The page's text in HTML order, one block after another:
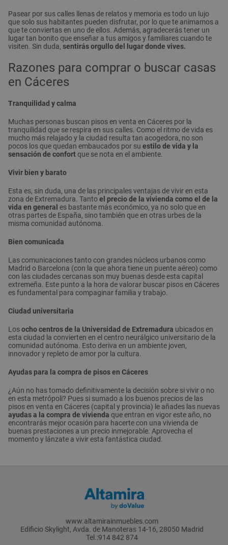
Pasear por sus calles llenas de relatos y memoria es todo un lujo
que solo sus habitantes pueden disfrutar, por lo que te animamos a
que te conviertas en uno de ellos. Además, agradecerás tener un
lugar tan bonito que enseñar a tus amigos y familiares cuando te
visiten. Sin duda, sentirás orgullo del lugar donde vives.
Razones para comprar o buscar casas
en Cáceres
Tranquilidad y calma
Muchas personas buscan pisos en venta en Cáceres por la
tranquilidad que se respira en sus calles. Como el ritmo de vida es
mucho más relajado y la ciudad resulta tan acogedora, no son
pocos los que quedan embaucados por su estilo de vida y la
sensación de confortque se nota en el ambiente.
Vivir bien y barato
Esta es, sin duda, una de las principales ventajas de vivir en esta
zona de Extremadura. Tantoel precio de la vivienda como el de la
vida en general es bastante más económico, ya no solo que en
otras partes de España, sino también que en otras urbes de la
misma comunidad autónoma.
Bien comunicada
Las comunicaciones tanto con grandes núcleos urbanos como
Madrid o Barcelona (con la que ahora tiene un puente aéreo) como
con las ciudades cercanas son muy buenas desde esta capital
extremeña. Este punto a la hora de valorar buscar pisos en Cáceres
es fundamental para compaginar familia y trabajo.
Ciudad universitaria
Losocho centros de la Universidad de Extremadura ubicados en
esta ciudad la convierten en el centro neurálgico universitario de la
comunidad autónoma. Esto deriva en un ambiente joven,
innovador y repleto de amor por la cultura.
Ayudas para la compra de pisos en Cáceres
¿Aún no has tomado definitivamente la decisión sobre si vivir o no
en esta metrópoli? Pues si sumado a los buenos precios de las
pisos en venta en Cáceres (capital y provincia) le añades las nuevas
ayudas a la compra de vivienda que entran en vigor este año, no
encontrarás mejor ocasión para hacerte con una vivienda de
buenas prestaciones a un precio inmejorable. Aprovecha el
momento y lánzate a vivir esta fantástica ciudad.
www.altamirainmuebles.com
Edificio Skylight, Avda. de Manoteras 14-16, 28050 Madrid
Tel.:914 842 874